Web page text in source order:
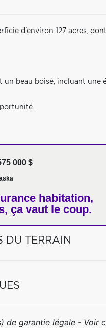
d'environ 127 acres,
un beau boisé, incluant
000 $
habitation,
ça vaut le coup.
DU TERRAIN
de garantie légale - Voir